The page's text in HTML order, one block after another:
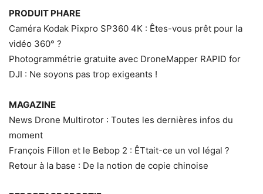
PRODUIT PHARE
Caméra Kodak Pixpro SP360 4K : Êtes-vous prêt pour la
vidéo 360° ?
Photogrammétrie gratuite avec DroneMapper RAPID for
DJI : Ne soyons pas trop exigeants !
MAGAZINE
News Drone Multirotor : Toutes les dernières infos du
moment
François Fillon et le Bebop 2 : ÊTtait-ce un vol légal ?
Retour à la base : De la notion de copie chinoise